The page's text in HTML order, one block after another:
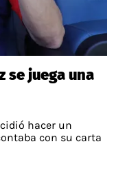
se juega una
hacer un
con su carta